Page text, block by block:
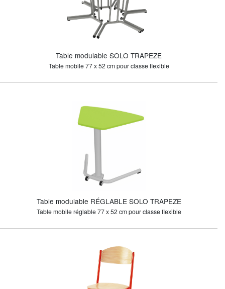
Table modulable SOLO TRAPEZE
Table mobile 77 x 52 cm pour classe flexible
Table modulable RÉGLABLE SOLO TRAPEZE
Table mobile réglable 77 x 52 cm pour classe flexible